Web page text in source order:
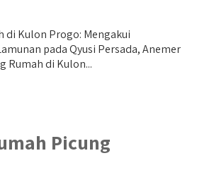
di Kulon Progo: Mengakui
pada Qyusi Persada, Anemer
Rumah di Kulon...
Picung